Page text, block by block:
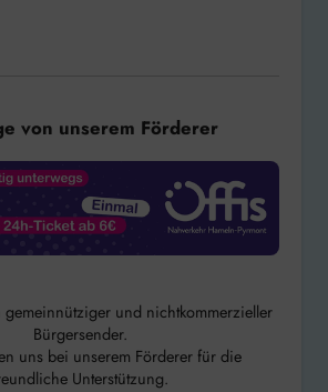
von unserem Förderer
gemeinnütziger und nichtkommerzieller
Bürgersender.
uns bei unserem Förderer für die
Unterstützung.